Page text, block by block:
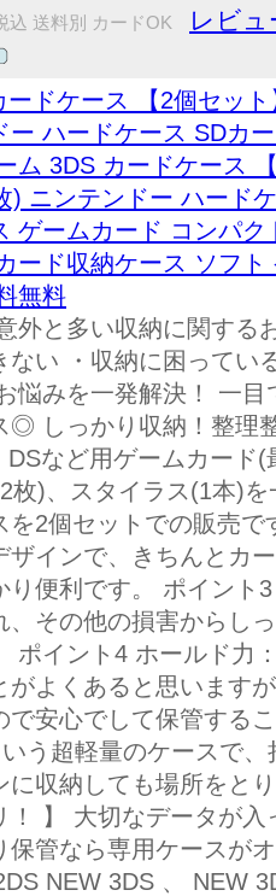
込 送料別 カードOK
レビュ
ードケース 【2個セッ
ー ハードケース SDカ
ム 3DS カードケース
) ニンテンドー ハード
ゲームカード コンパ
ード収納ケース ソフ
無料
外と多い収納に関する
ない ・収納に困ってい
悩みを一発解決！ 一
◎ しっかり収納！整理
DSなど用ゲームカード
枚)、スタイラス(1本)
を2個セットでの販売
ザインで、きちんとカ
り便利です。 ポイント
、その他の損害からし
ポイント4 ホールド力
がよくあると思います
で安心でして保管する
う超軽量のケースで
に収納しても場所をと
！ 】 大切なデータが
保管なら専用ケースが
NEW 3DS 、 NEW